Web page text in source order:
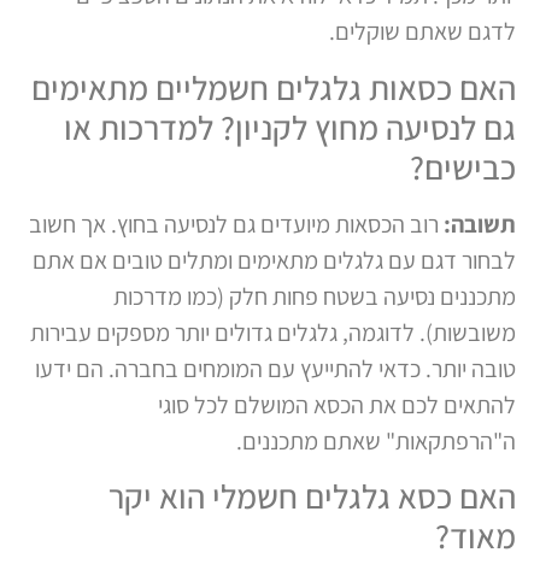
לדגם שאתם שוקלים.
האם כסאות גלגלים חשמליים מתאימים
גם לנסיעה מחוץ לקניון? למדרכות או
כבישים?
תשובה:רוב הכסאות מיועדים גם לנסיעה בחוץ. אך חשוב
לבחור דגם עם גלגלים מתאימים ומתלים טובים אם אתם
מתכננים נסיעה בשטח פחות חלק (כמו מדרכות
משובשות). לדוגמה, גלגלים גדולים יותר מספקים עבירות
טובה יותר. כדאי להתייעץ עם המומחים בחברה. הם ידעו
להתאים לכם את הכסא המושלם לכל סוגי
ה"הרפתקאות" שאתם מתכננים.
האם כסא גלגלים חשמלי הוא יקר
מאוד?